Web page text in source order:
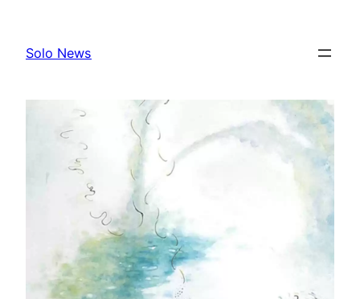
content
Solo News